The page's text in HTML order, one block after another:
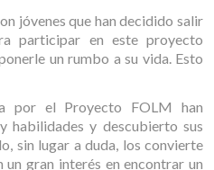
jóvenes que han decidido salir
participar en este proyecto
un rumbo a su vida. Esto
por el Proyecto FOLM han
habilidades y descubierto sus
sin lugar a duda, los convierte
gran interés en encontrar un